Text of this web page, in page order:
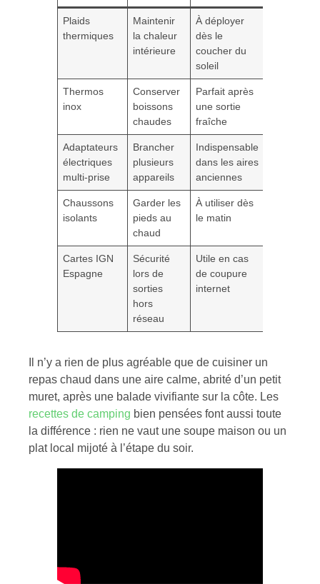
Plaids
thermiques
Maintenir
la chaleur
intérieure
À déployer
dès le
coucher du
soleil
Thermos
inox
Conserver
boissons
chaudes
Parfait après
une sortie
fraîche
Adaptateurs
électriques
multi-prise
Brancher
plusieurs
appareils
Indispensable
dans les aires
anciennes
Chaussons
isolants
Garder les
pieds au
chaud
À utiliser dès
le matin
Cartes IGN
Espagne
Sécurité
lors de
sorties
hors
réseau
Utile en cas
de coupure
internet
Il n’y a rien de plus agréable que de cuisiner un
repas chaud dans une aire calme, abrité d’un petit
muret, après une balade vivifiante sur la côte. Les
recettes de camping bien pensées font aussi toute
la différence : rien ne vaut une soupe maison ou un
plat local mijoté à l’étape du soir.